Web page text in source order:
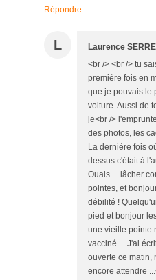
Répondre
L Laurence
<br /> <br /> tu
première fois en
que je pouvais le
voiture. Aussi de
je<br />
des photos, les
La dernière fois
dessus c'était à
Ouais ... lâcher
pointes, et
débilité !
pied et bonjour
une vieille pointe
vacciné ... J'ai
ouverte ce matin,
encore attendre